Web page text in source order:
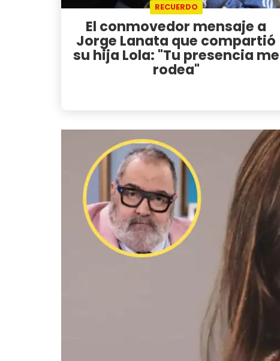
RECUERDO
El conmovedor mensaje a
Jorge Lanata que compartió
su hija Lola: "Tu presencia me
rodea"